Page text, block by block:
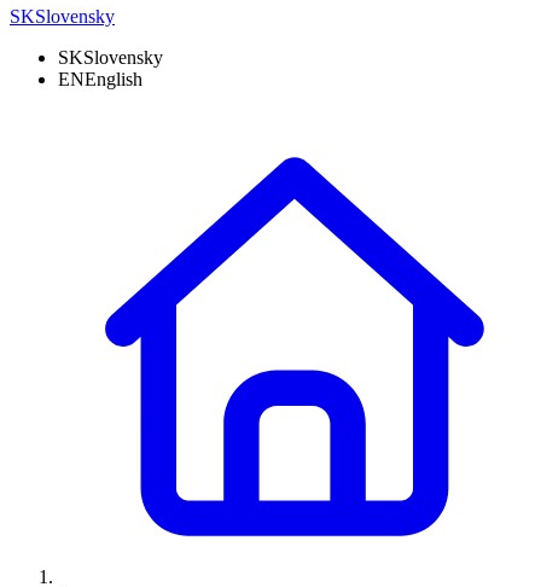
SKSlovensky
SKSlovensky
ENEnglish